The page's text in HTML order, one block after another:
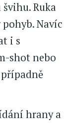
Ruka
Navíc
i s
shot nebo
hrany a